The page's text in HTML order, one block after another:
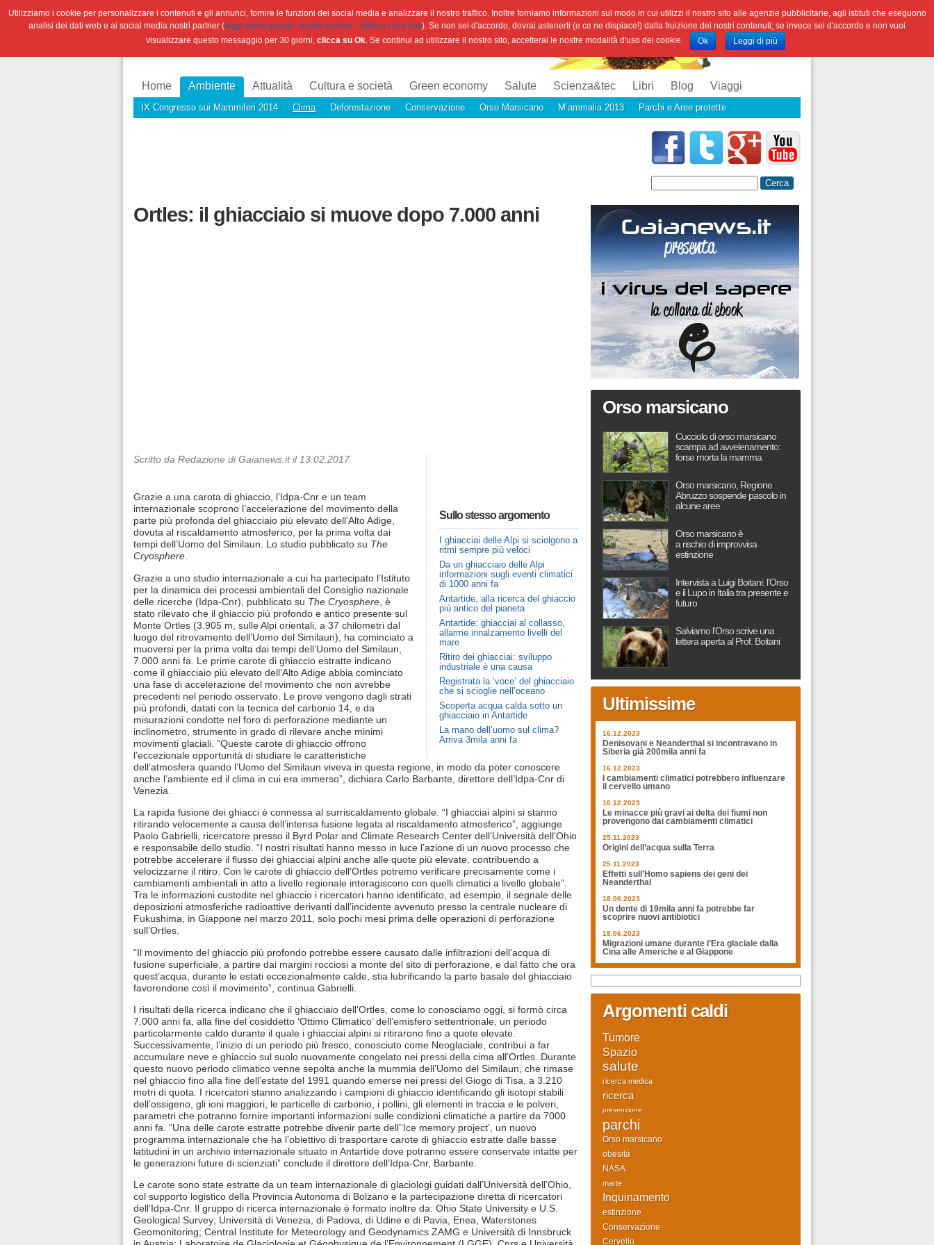
Home Ambiente
IX Congresso sui Mammiferi 2014 Clima Deforestazione Conservazione Orso Marsicano M’ammalia 2013 Parchi e Aree protette
Attualità Cultura e società Green economy Salute Scienza&tec Libri Blog Viaggi
Ortles: il ghiacciaio si muove dopo 7.000 anni
Sullo stesso argomento
I ghiacciai delle Alpi si sciolgono a
ritmi sempre più veloci
Da un ghiacciaio delle Alpi
informazioni sugli eventi climatici
di 1000 anni fa
Antartide, alla ricerca del ghiaccio
più antico del pianeta
Antartide: ghiacciai al collasso,
allarme innalzamento livelli del
mare
Ritiro dei ghiacciai: sviluppo
industriale è una causa
Registrata la ‘voce’ del ghiacciaio
che si scioglie nell’oceano
Scoperta acqua calda sotto un
ghiacciaio in Antartide
La mano dell’uomo sul clima?
Arriva 3mila anni fa
Scritto da Redazione di Gaianews.it il 13.02.2017
Grazie a una carota di ghiaccio, l’Idpa-Cnr e un team
internazionale scoprono l’accelerazione del movimento della
parte più profonda del ghiacciaio più elevato dell’Alto Adige,
dovuta al riscaldamento atmosferico, per la prima volta dai
tempi dell’Uomo del Similaun. Lo studio pubblicato su The
Cryosphere.
Grazie a uno studio internazionale a cui ha partecipato l’Istituto
per la dinamica dei processi ambientali del Consiglio nazionale
delle ricerche (Idpa-Cnr), pubblicato su The Cryosphere , è
stato rilevato che il ghiaccio più profondo e antico presente sul
Monte Ortles (3.905 m, sulle Alpi orientali, a 37 chilometri dal
luogo del ritrovamento dell’Uomo del Similaun), ha cominciato a
muoversi per la prima volta dai tempi dell’Uomo del Similaun,
7.000 anni fa. Le prime carote di ghiaccio estratte indicano
come il ghiacciaio più elevato dell’Alto Adige abbia cominciato
una fase di accelerazione del movimento che non avrebbe
precedenti nel periodo osservato. Le prove vengono dagli strati
più profondi, datati con la tecnica del carbonio 14, e da
misurazioni condotte nel foro di perforazione mediante un
inclinometro, strumento in grado di rilevare anche minimi
movimenti glaciali. “Queste carote di ghiaccio offrono
l’eccezionale opportunità di studiare le caratteristiche
dell’atmosfera quando l’Uomo del Similaun viveva in questa regione, in modo da poter conoscere
anche l’ambiente ed il clima in cui era immerso”, dichiara Carlo Barbante, direttore dell’Idpa-Cnr di
Venezia.
La rapida fusione dei ghiacci è connessa al surriscaldamento globale. “I ghiacciai alpini si stanno
ritirando velocemente a causa dell’intensa fusione legata al riscaldamento atmosferico”, aggiunge
Paolo Gabrielli, ricercatore presso il Byrd Polar and Climate Research Center dell’Università dell’Ohio
e responsabile dello studio. “I nostri risultati hanno messo in luce l’azione di un nuovo processo che
potrebbe accelerare il flusso dei ghiacciai alpini anche alle quote più elevate, contribuendo a
velocizzarne il ritiro. Con le carote di ghiaccio dell’Ortles potremo verificare precisamente come i
cambiamenti ambientali in atto a livello regionale interagiscono con quelli climatici a livello globale”.
Tra le informazioni custodite nel ghiaccio i ricercatori hanno identificato, ad esempio, il segnale delle
deposizioni atmosferiche radioattive derivanti dall’incidente avvenuto presso la centrale nucleare di
Fukushima, in Giappone nel marzo 2011, solo pochi mesi prima delle operazioni di perforazione
sull’Ortles.
“Il movimento del ghiaccio più profondo potrebbe essere causato dalle infiltrazioni dell’acqua di
fusione superficiale, a partire dai margini rocciosi a monte del sito di perforazione, e dal fatto che ora
quest’acqua, durante le estati eccezionalmente calde, stia lubrificando la parte basale del ghiacciaio
favorendone così il movimento”, continua Gabrielli.
I risultati della ricerca indicano che il ghiacciaio dell’Ortles, come lo conosciamo oggi, si formò circa
7.000 anni fa, alla fine del cosiddetto ‘Ottimo Climatico’ dell’emisfero settentrionale, un periodo
particolarmente caldo durante il quale i ghiacciai alpini si ritirarono fino a quote elevate.
Successivamente, l’inizio di un periodo più fresco, conosciuto come Neoglaciale, contribuì a far
accumulare neve e ghiaccio sul suolo nuovamente congelato nei pressi della cima all’Ortles. Durante
questo nuovo periodo climatico venne sepolta anche la mummia dell’Uomo del Similaun, che rimase
nel ghiaccio fino alla fine dell’estate del 1991 quando emerse nei pressi del Giogo di Tisa, a 3.210
metri di quota. I ricercatori stanno analizzando i campioni di ghiaccio identificando gli isotopi stabili
dell’ossigeno, gli ioni maggiori, le particelle di carbonio, i pollini, gli elementi in traccia e le polveri,
parametri che potranno fornire importanti informazioni sulle condizioni climatiche a partire da 7000
anni fa. “Una delle carote estratte potrebbe divenir parte dell’‘Ice memory project’, un nuovo
programma internazionale che ha l’obiettivo di trasportare carote di ghiaccio estratte dalle basse
latitudini in un archivio internazionale situato in Antartide dove potranno essere conservate intatte per
le generazioni future di scienziati” conclude il direttore dell’Idpa-Cnr, Barbante.
Le carote sono state estratte da un team internazionale di glaciologi guidati dall’Università dell’Ohio,
col supporto logistico della Provincia Autonoma di Bolzano e la partecipazione diretta di ricercatori
dell’Idpa-Cnr. Il gruppo di ricerca internazionale è formato inoltre da: Ohio State University e U.S.
Geological Survey; Università di Venezia, di Padova, di Udine e di Pavia, Enea, Waterstones
Geomonitoring; Central Institute for Meteorology and Geodynamics ZAMG e Università di Innsbruck
Orso marsicano
Cucciolo di orso marsicano
scampa ad avvelenamento:
forse morta la mamma
Orso marsicano, Regione
Abruzzo sospende pascolo in
alcune aree
Orso marsicano è
a rischio di improvvisa
estinzione
Intervista a Luigi Boitani: l’Orso
e il Lupo in Italia tra presente e
futuro
Salviamo l’Orso scrive una
lettera aperta al Prof. Boitani
Ultimissime
16.12.2023
Denisovani e Neanderthal si incontravano in
Siberia già 200mila anni fa
16.12.2023
I cambiamenti climatici potrebbero influenzare
il cervello umano
16.12.2023
Le minacce più gravi ai delta dei fiumi non
provengono dai cambiamenti climatici
25.11.2023
Origini dell’acqua sulla Terra
25.11.2023
Effetti sull’Homo sapiens dei geni dei
Neanderthal
18.06.2023
Un dente di 19mila anni fa potrebbe far
scoprire nuovi antibiotici
18.06.2023
Migrazioni umane durante l’Era glaciale dalla
Cina alle Americhe e al Giappone
Argomenti caldi
Tumore
Spazio
salute
ricerca medica
ricerca
prevenzione
parchi
Orso marsicano
obesità
NASA
marte
Inquinamento
estinzione
Conservazione
Cervello
Utilizziamo i cookie per personalizzare i contenuti e gli annunci, fornire le funzioni dei social media e analizzare il nostro traffico. Inoltre forniamo informazioni sul modo in cui utilizzi il nostro sito alle agenzie pubblicitarie, agli istituti che eseguono
analisi dei dati web e ai social media nostri partner ( leggi come google -nostro partner - utilizza i tuoi dati). Se non sei d'accordo, dovrai astenerti (e ce ne dispiace!) dalla fruizione dei nostri contenuti; se invece sei d'accordo e non vuoi
visualizzare questo messaggio per 30 giorni,clicca su Ok. Se continui ad utilizzare il nostro sito, accetterai le nostre modalità d'uso dei cookie. Ok Leggi di più